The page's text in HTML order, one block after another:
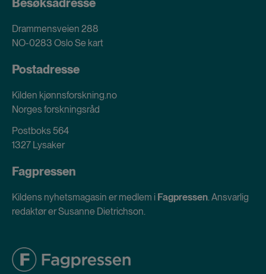
Drammensveien 288
NO-0283 OsloSe kart
Postadresse
Kilden kjønnsforskning.no
Norges forskningsråd
Postboks 564
1327 Lysaker
Fagpressen
Kildens nyhetsmagasin er medlem i Fagpressen. Ansvarlig
redaktør er Susanne Dietrichson.